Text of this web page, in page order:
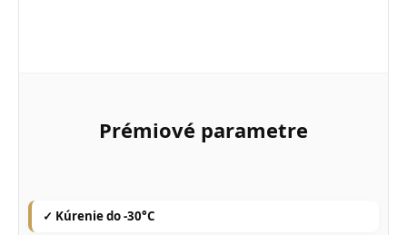
Prémiové parametre
✓ Kúrenie do -30°C